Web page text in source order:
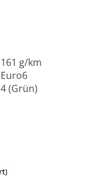
161 g/km
Euro6
4 (Grün)